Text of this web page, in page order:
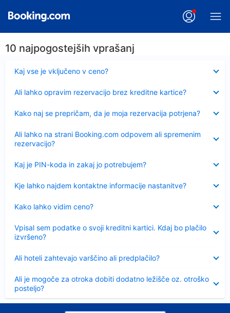
10 najpogostejših vprašanj
Kaj vse je vključeno v ceno?
Ali lahko opravim rezervacijo brez kreditne kartice?
Kako naj se prepričam, da je moja rezervacija potrjena?
Ali lahko na strani Booking.com odpovem ali spremenim
rezervacijo?
Kaj je PIN-koda in zakaj jo potrebujem?
Kje lahko najdem kontaktne informacije nastanitve?
Kako lahko vidim ceno?
Vpisal sem podatke o svoji kreditni kartici. Kdaj bo plačilo
izvršeno?
Ali hoteli zahtevajo varščino ali predplačilo?
Ali je mogoče za otroka dobiti dodatno ležišče oz. otroško
posteljo?